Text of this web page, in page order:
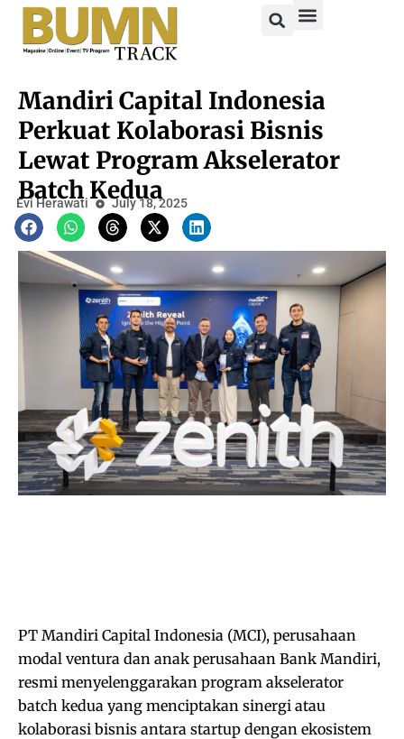
Mandiri Capital Indonesia
Perkuat Kolaborasi Bisnis
Lewat Program Akselerator
Batch Kedua
Evi Herawati July 18, 2025
PT Mandiri Capital Indonesia (MCI), perusahaan
modal ventura dan anak perusahaan Bank Mandiri,
resmi menyelenggarakan program akselerator
batch kedua yang menciptakan sinergi atau
kolaborasi bisnis antara startup dengan ekosistem